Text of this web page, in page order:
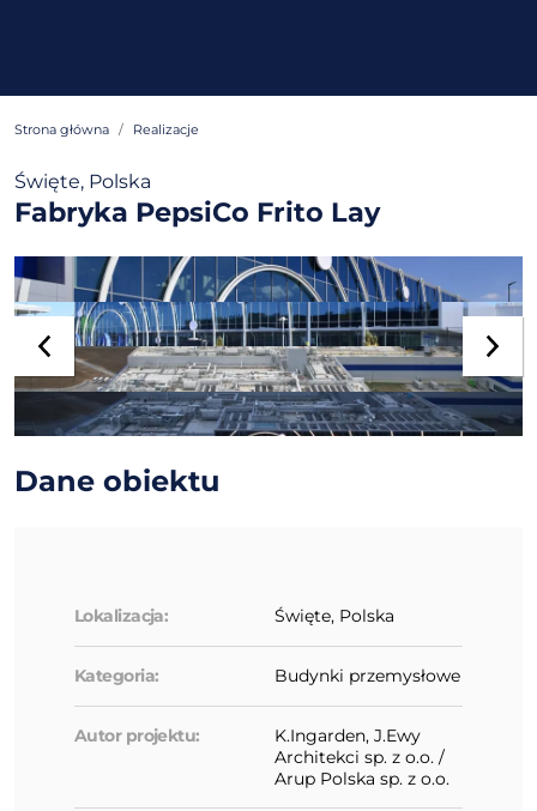
Strona główna Realizacje
Święte, Polska
Fabryka PepsiCo Frito Lay
Dane obiektu
Lokalizacja: Święte, Polska
Kategoria: Budynki przemysłowe
Autor projektu:
K.Ingarden, J.Ewy
Architekci sp. z o.o. /
Arup Polska sp. z o.o.